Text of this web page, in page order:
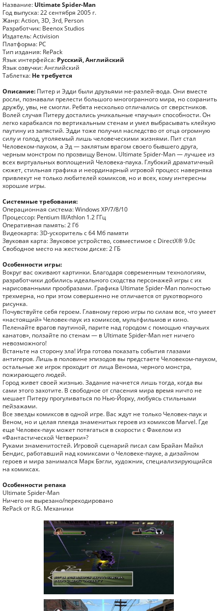
Название: Ultimate Spider-Man
Год выпуска: 22 сентября 2005 г.
Жанр: Action, 3D, 3rd, Person
Разработчик: Beenox Studios
Издатель: Activision
Платформа: PC
Тип издания: RePack
Язык интерфейса: Русский, Английский
Язык озвучки: Английский
Таблетка: Не требуется
Описание: Питер и Эдди были друзьями не-разлей-вода. Они вместе
росли, познавали прелести большого многогранного мира, но сохранить
дружбу, увы, не смогли. Ребята несколько отличались от сверстников.
Волей случая Питеру достались уникальные «паучьи» способности. Он
легко карабкался по вертикальным стенам и умел выбрасывать клейкую
паутину из запястий. Эдди тоже получил наследство от отца огромную
силу и голод, утоляемый лишь человеческими жизнями. Пит стал
Человеком-пауком, а Эд — заклятым врагом своего бывшего друга,
черным монстром по прозвищу Веном. Ultimate Spider-Man — лучшее из
всех виртуальных воплощений Человека-паука. Глубокий драматичный
сюжет, стильная графика и неординарный игровой процесс наверняка
привлекут не только любителей комиксов, но и всех, кому интересны
хорошие игры.
Системные требования:
Операционная система: Windows XP/7/8/10
Процессор: Pentium III/Athlon 1.2 ГГц
Оперативная память: 2 Гб
Видеокарта: 3D-ускоритель с 64 Мб памяти
Звуковая карта: Звуковое устройство, совместимое с DirectX® 9.0с
Свободное место на жестком диске: 2 ГБ
Особенности игры:
Вокруг вас оживают картинки. Благодаря современным технологиям,
разработчики добились идеального сходства персонажей игры с их
нарисованными прообразами. Графика Ultimate Spider-Man полностью
трехмерна, но при этом совершенно не отличается от рукотворного
рисунка.
Почувствуйте себя героем. Главному герою игры по силам все, что умеет
«настоящий» Человек-паук из комиксов, мультфильмов и кино.
Пеленайте врагов паутиной, парите над городом с помощью «паучьих
канатов», ползайте по стенам — в Ultimate Spider-Man нет ничего
невозможного!
Встаньте на сторону зла! Игра готова показать события глазами
антигероя. Лишь в половине эпизодов вы предстаете Человеком-пауком,
остальные же игрок проходит от лица Венома, черного монстра,
пожирающего людей.
Город живет своей жизнью. Задание начнется лишь тогда, когда вы
сами этого захотите. В свободное от спасения мира время ничто не
мешает Питеру прогуливаться по Нью-Йорку, любуясь стильными
пейзажами.
Все звезды комиксов в одной игре. Вас ждут не только Человек-паук и
Веном, но и целая плеяда знаменитых героев из комиксов Marvel. Где
еще Человек-паук может потягаться в скорости с Факелом из
«Фантастической Четверки»?
Руками знаменитостей. Игровой сценарий писал сам Брайан Майкл
Бендис, работавший над комиксами о Человеке-пауке, а дизайном
героев и мира занимался Марк Бэгли, художник, специализирующийся
на комиксах.
Особенности репака
Ultimate Spider-Man
Ничего не вырезано/перекодировано
RePack от R.G. Механики